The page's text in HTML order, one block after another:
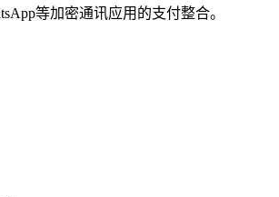
等加密通讯应用的支付整合。